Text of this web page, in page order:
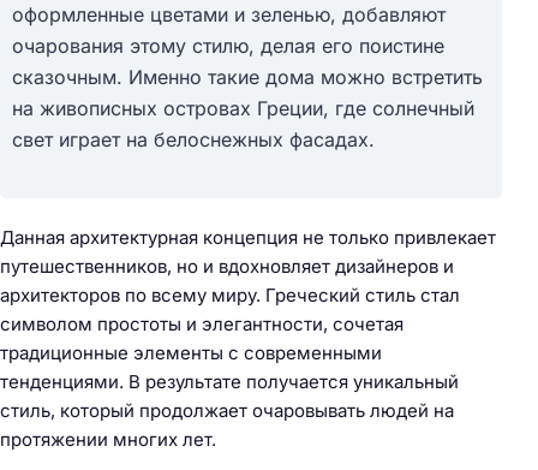
оформленные цветами и зеленью, добавляют
очарования этому стилю, делая его поистине
сказочным. Именно такие дома можно встретить
на живописных островах Греции, где солнечный
свет играет на белоснежных фасадах.
Данная архитектурная концепция не только привлекает
путешественников, но и вдохновляет дизайнеров и
архитекторов по всему миру. Греческий стиль стал
символом простоты и элегантности, сочетая
традиционные элементы с современными
тенденциями. В результате получается уникальный
стиль, который продолжает очаровывать людей на
протяжении многих лет.